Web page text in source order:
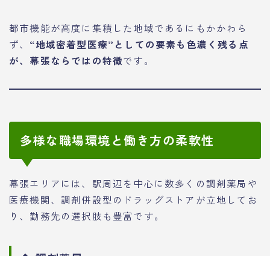
都市機能が高度に集積した地域であるにもかかわら
ず、 “地域密着型医療”としての要素も色濃く残る点
が、幕張ならではの特徴です。
多様な職場環境と働き方の柔軟性
幕張エリアには、駅周辺を中心に数多くの調剤薬局や
医療機関、調剤併設型のドラッグストアが立地してお
り、勤務先の選択肢も豊富です。